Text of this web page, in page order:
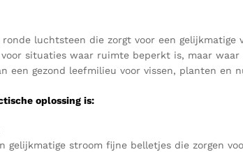
luchtsteen die zorgt voor een
situaties waar ruimte beperkt is, maar
een gezond leefmilieu voor vissen, planten en
oplossing is:
gelijkmatige stroom fijne belletjes die zorgen